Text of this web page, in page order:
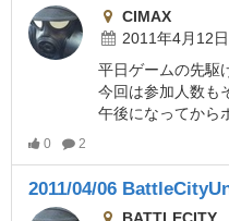
CIMAX
2011年4月12日
今回は参加人数もそ
午後になってからポツリ
0 2
2011/04/06